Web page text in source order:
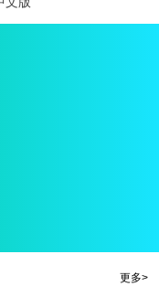
的乐趣;
切换;
小心被攻击;
更多>